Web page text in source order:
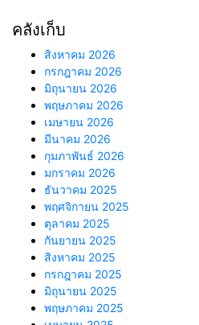
คลังเก็บ
สิงหาคม 2026
กรกฎาคม 2026
มิถุนายน 2026
พฤษภาคม 2026
เมษายน 2026
มีนาคม 2026
กุมภาพันธ์ 2026
มกราคม 2026
ธันวาคม 2025
พฤศจิกายน 2025
ตุลาคม 2025
กันยายน 2025
สิงหาคม 2025
กรกฎาคม 2025
มิถุนายน 2025
พฤษภาคม 2025